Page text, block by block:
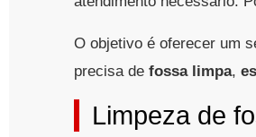
O objetivo é oferecer um
precisa de fossa limpa,
Limpeza de